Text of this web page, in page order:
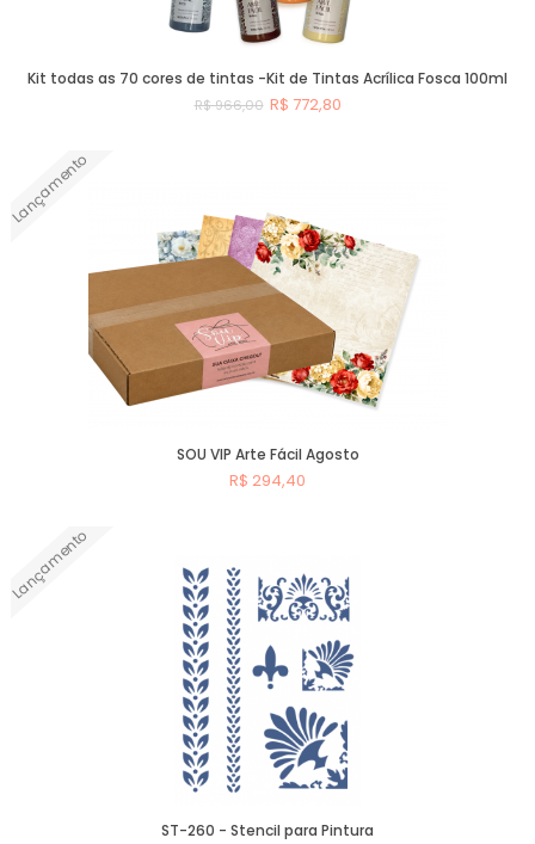
Kit todas as 70 cores de tintas -Kit de Tintas Acrílica Fosca 100ml
R$ 966,00 R$ 772,80
Lançamento
SOU VIP Arte Fácil Agosto
R$ 294,40
Lançamento
ST-260 - Stencil para Pintura